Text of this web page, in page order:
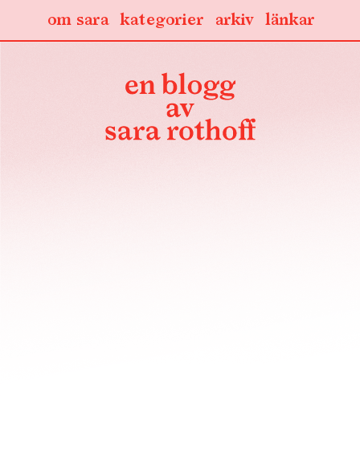
länkar
arkiv
kategorier
om sara